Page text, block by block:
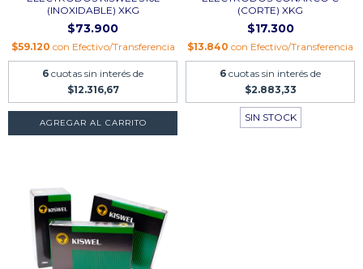
(INOXIDABLE) XKG
$73.900
$59.120 con Efectivo/Transferencia
6 cuotas sin interés de
$12.316,67
AGREGAR AL CARRITO
(CORTE) XKG
$17.300
$13.840 con Efectivo/Transferencia
6 cuotas sin interés de
$2.883,33
SIN STOCK